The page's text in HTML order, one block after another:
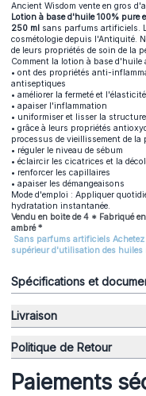
Ancient Wisdom vente en gros
Lotion à base d'huile 100% pure
250 ml sans parfums artificiels.
cosmétologie depuis l'Antiquité.
de leurs propriétés de soin de la
Comment la lotion à base d'huile
• ont des propriétés anti-
antiseptiques
• améliorer la fermeté et
• apaiser l'inflammation
• uniformiser et lisser la
• grâce à leurs propriétés
processus de vieillissement de la
• réguler le niveau de sébum
• éclaircir les cicatrices et la
• renforcer les capillaires
• apaiser les démangeaisons
Mode d'emploi : Appliquer
hydratation instantanée.
Vendu en boite de 4 * Fabriqué
ambré *
Sans parfums artificiels
supérieur d'utilisation des huiles
Spécifications et
Livraison
Politique de Retour
Paiements